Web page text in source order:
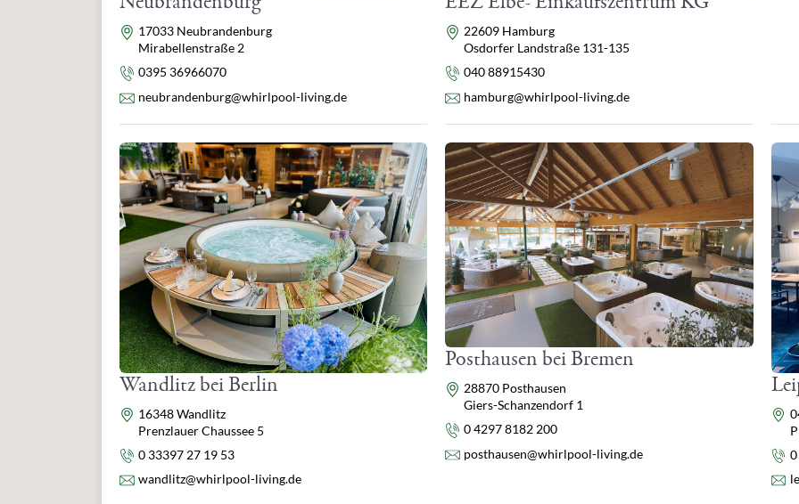
Adresse
17033 Neubrandenburg
Mirabellenstraße 2
Telefon
0395 36966070
E-Mail
neubrandenburg@whirlpool-living.de
Adresse
22609 Hamburg
Osdorfer Landstraße 131-135
Telefon
040 88915430
E-Mail
hamburg@whirlpool-living.de
Wandlitz bei Berlin
Adresse
16348 Wandlitz
Prenzlauer Chaussee 5
Telefon
0 33397 27 19 53
E-Mail
wandlitz@whirlpool-living.de
Posthausen bei Bremen
Adresse
28870 Posthausen
Giers-Schanzendorf 1
Telefon
0 4297 8182 200
E-Mail
posthausen@whirlpool-living.de